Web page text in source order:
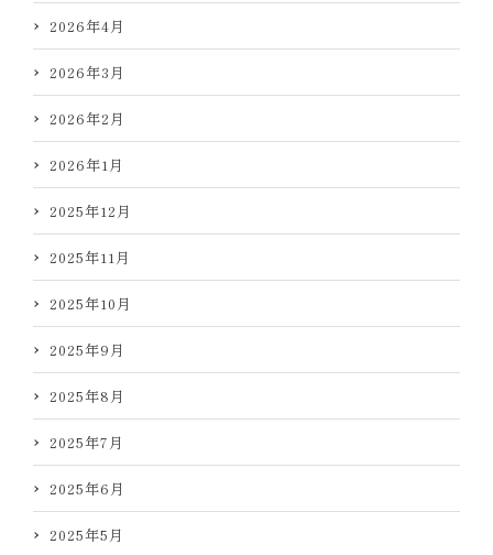
2026年4月
2026年3月
2026年2月
2026年1月
2025年12月
2025年11月
2025年10月
2025年9月
2025年8月
2025年7月
2025年6月
2025年5月